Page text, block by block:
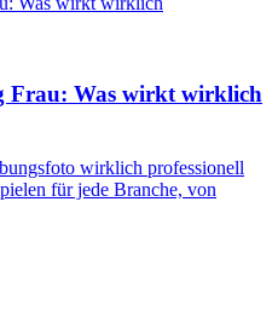
Frau: Was wirkt wirklich
wirklich professionell
für jede Branche, von